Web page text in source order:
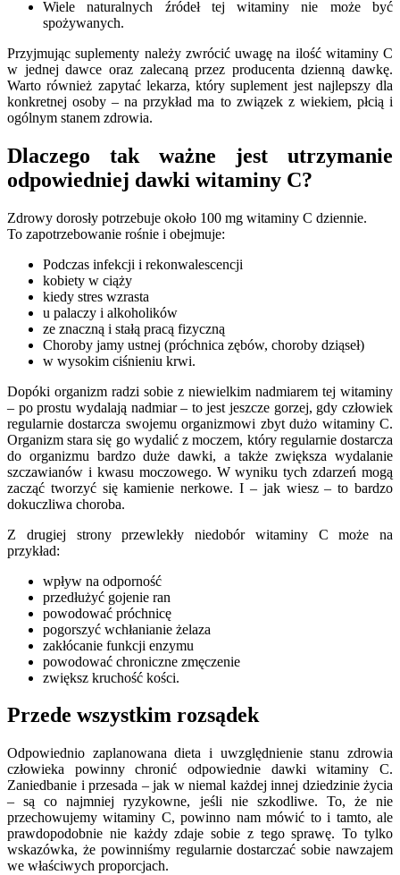
Wiele naturalnych źródeł tej witaminy nie może być
spożywanych.
Przyjmując suplementy należy zwrócić uwagę na ilość witaminy C
w jednej dawce oraz zalecaną przez producenta dzienną dawkę.
Warto również zapytać lekarza, który suplement jest najlepszy dla
konkretnej osoby – na przykład ma to związek z wiekiem, płcią i
ogólnym stanem zdrowia.
Dlaczego tak ważne jest utrzymanie
odpowiedniej dawki witaminy C?
Zdrowy dorosły potrzebuje około 100 mg witaminy C dziennie.
To zapotrzebowanie rośnie i obejmuje:
Podczas infekcji i rekonwalescencji
kobiety w ciąży
kiedy stres wzrasta
u palaczy i alkoholików
ze znaczną i stałą pracą fizyczną
Choroby jamy ustnej (próchnica zębów, choroby dziąseł)
w wysokim ciśnieniu krwi.
Dopóki organizm radzi sobie z niewielkim nadmiarem tej witaminy
– po prostu wydalają nadmiar – to jest jeszcze gorzej, gdy człowiek
regularnie dostarcza swojemu organizmowi zbyt dużo witaminy C.
Organizm stara się go wydalić z moczem, który regularnie dostarcza
do organizmu bardzo duże dawki, a także zwiększa wydalanie
szczawianów i kwasu moczowego. W wyniku tych zdarzeń mogą
zacząć tworzyć się kamienie nerkowe. I – jak wiesz – to bardzo
dokuczliwa choroba.
Z drugiej strony przewlekły niedobór witaminy C może na
przykład:
wpływ na odporność
przedłużyć gojenie ran
powodować próchnicę
pogorszyć wchłanianie żelaza
zakłócanie funkcji enzymu
powodować chroniczne zmęczenie
zwiększ kruchość kości.
Przede wszystkim rozsądek
Odpowiednio zaplanowana dieta i uwzględnienie stanu zdrowia
człowieka powinny chronić odpowiednie dawki witaminy C.
Zaniedbanie i przesada – jak w niemal każdej innej dziedzinie życia
– są co najmniej ryzykowne, jeśli nie szkodliwe. To, że nie
przechowujemy witaminy C, powinno nam mówić to i tamto, ale
prawdopodobnie nie każdy zdaje sobie z tego sprawę. To tylko
wskazówka, że ​​powinniśmy regularnie dostarczać sobie nawzajem
we właściwych proporcjach.